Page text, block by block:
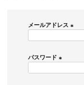
ストールほか
大きなサイズ
メールアドレス
)
パスワード